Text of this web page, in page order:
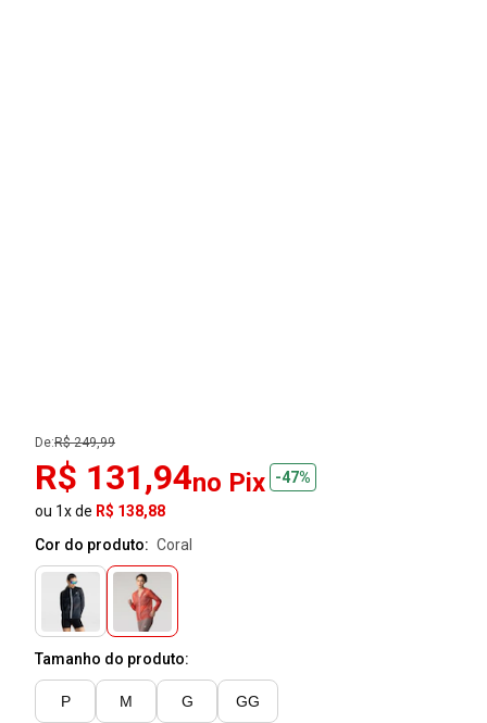
De:R$ 249,99
R$ 131,94no Pix
-47%
ou 1x de R$ 138,88
Cor do produto:
coral
Tamanho do produto:
P M G GG